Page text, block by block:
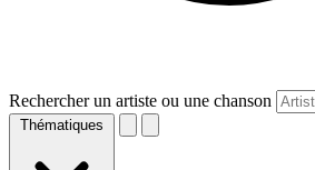
Rechercher un artiste ou une chanson
Thématiques